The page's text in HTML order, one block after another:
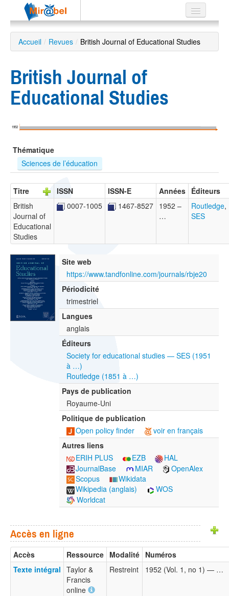
Le réseau
Soutien
Listes
Recherche
EN
ES
?
Accueil / Revues / British Journal of Educational Studies
British Journal of
Educational Studies
1952
Thématique
Sciences de l’éducation
Titre ISSN ISSN-E Années Éditeurs
British
Journal of
Educational
Studies
0007-1005 1467-8527 1952 –
…
Routledge,
SES
Site web
https://www.tandfonline.com/journals/rbje20
Périodicité
trimestriel
Langues
anglais
Éditeurs
Society for educational studies — SES (1951
à …)
Routledge (1851 à …)
Pays de publication
Royaume-Uni
Politique de publication
Open policy finder
voir en français
Autres liens
ERIH PLUS
EZB
HAL
JournalBase
MIAR
OpenAlex
Scopus
Wikidata
Wikipedia (anglais)
WOS
Worldcat
Accès en ligne
Accès Ressource Modalité Numéros
Texte intégral Taylor &
Francis
online
Restreint 1952 (Vol. 1, no 1) — …